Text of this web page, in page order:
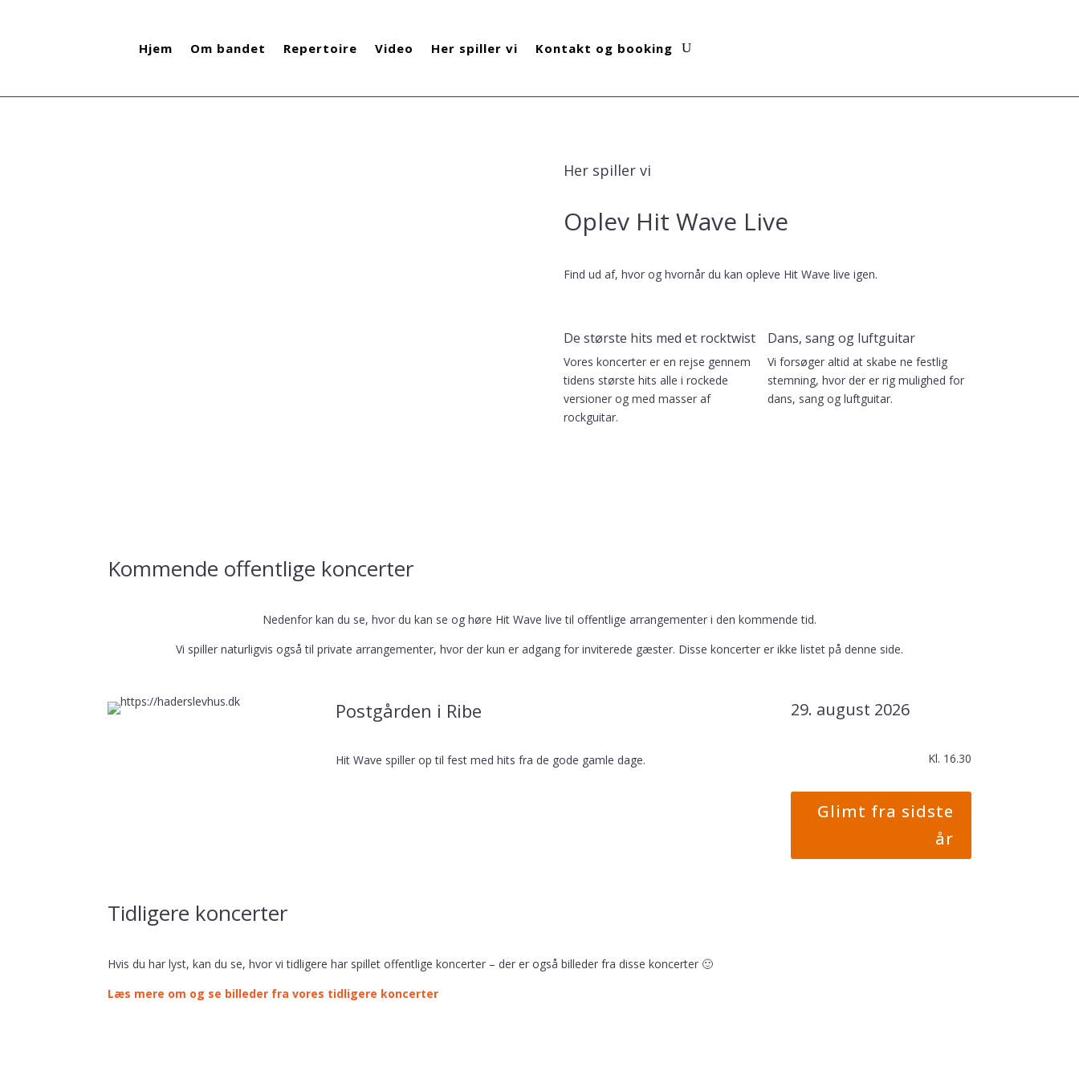
Hjem Om bandet Repertoire Video Her spiller vi Kontakt og booking
Her spiller vi
Oplev Hit Wave Live
Find ud af, hvor og hvornår du kan opleve Hit Wave live igen.
De største hits med et rocktwist
Vores koncerter er en rejse gennem
tidens største hits alle i rockede
versioner og med masser af
rockguitar.
Dans, sang og luftguitar
Vi forsøger altid at skabe ne festlig
stemning, hvor der er rig mulighed for
dans, sang og luftguitar.
Kommende offentlige koncerter
Nedenfor kan du se, hvor du kan se og høre Hit Wave live til offentlige arrangementer i den kommende tid.
Vi spiller naturligvis også til private arrangementer, hvor der kun er adgang for inviterede gæster. Disse koncerter er ikke listet på denne side.
Postgården i Ribe
Hit Wave spiller op til fest med hits fra de gode gamle dage.
29. august 2026
Kl. 16.30
Glimt fra sidste
år
Tidligere koncerter
Hvis du har lyst, kan du se, hvor vi tidligere har spillet offentlige koncerter – der er også billeder fra disse koncerter 🙂
Læs mere om og se billeder fra vores tidligere koncerter